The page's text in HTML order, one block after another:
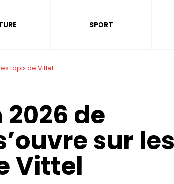
SPORT
tapis de Vittel
2026 de
sur les
Vittel